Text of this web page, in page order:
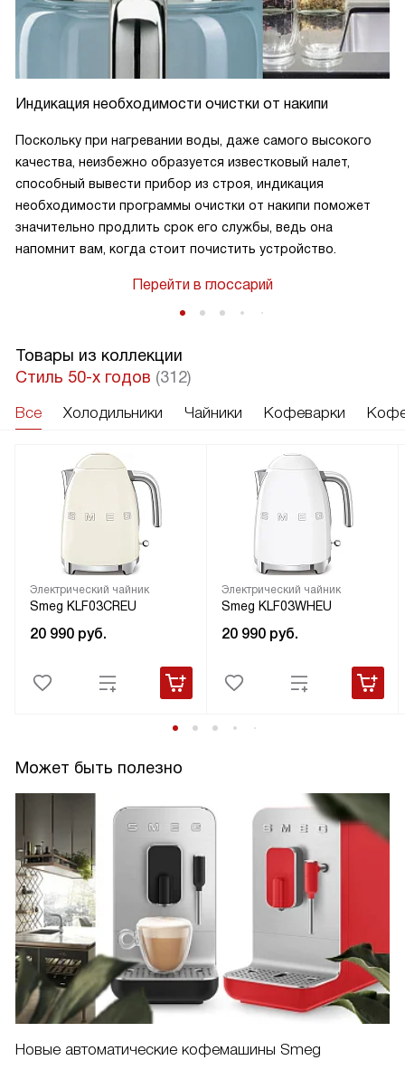
Индикация необходимости очистки от накипи
Поскольку при нагревании воды, даже самого высокого
качества, неизбежно образуется известковый налет,
способный вывести прибор из строя, индикация
необходимости программы очистки от накипи поможет
значительно продлить срок его службы, ведь она
напомнит вам, когда стоит почистить устройство.
Перейти в глоссарий
Товары из коллекции
Стиль 50-х годов (312)
Все Холодильники Чайники Кофеварки
Электрический чайник
Smeg KLF03CREU
20 990 руб.
Электрический чайник
Smeg KLF03WHEU
20 990 руб.
Может быть полезно
Новые автоматические кофемашины Smeg